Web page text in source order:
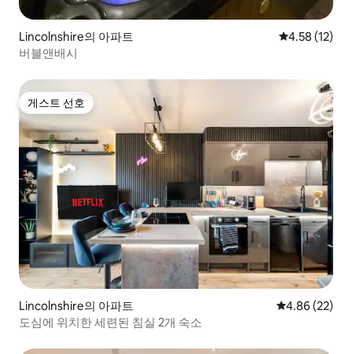
Lincolnshire의 아파트 평점 4.58점
4.58 (12)
버블앤배시
게스트 선호
게스트 선호
Lincolnshire의 아파트 평점 4.86점(5
4.86 (22)
도심에 위치한 세련된 침실 2개 숙소